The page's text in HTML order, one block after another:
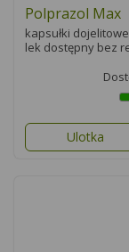
Polprazol Max
kapsułki
lek dostępny bez
Ulotka